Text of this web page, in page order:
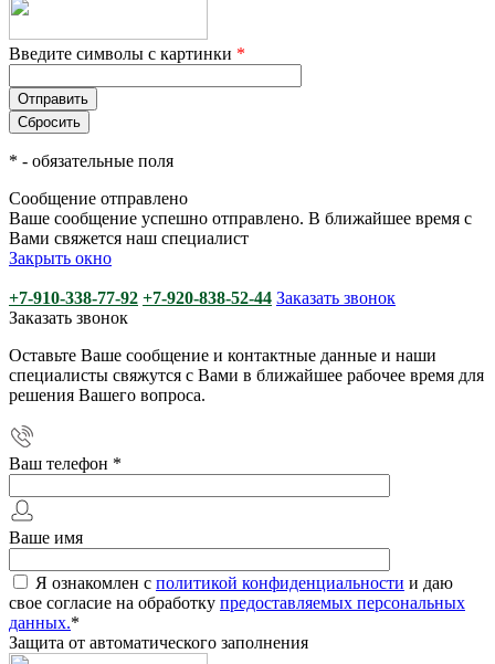
Введите символы с картинки *
* - обязательные поля
Сообщение отправлено
Ваше сообщение успешно отправлено. В ближайшее время с
Вами свяжется наш специалист
Закрыть окно
+7-910-338-77-92 +7-920-838-52-44 Заказать звонок
Заказать звонок
Оставьте Ваше сообщение и контактные данные и наши
специалисты свяжутся с Вами в ближайшее рабочее время для
решения Вашего вопроса.
Ваш телефон *
Ваше имя
Я ознакомлен с политикой конфиденциальности и даю
свое согласие на обработку предоставляемых персональных
данных.*
Защита от автоматического заполнения